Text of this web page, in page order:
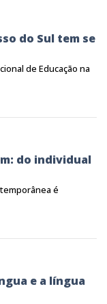
do Sul tem se
de Educação na
do individual
é
e a língua